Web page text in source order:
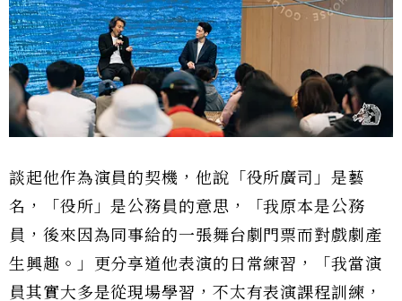
談起他作為演員的契機，他說「役所廣司」是藝
名，「役所」是公務員的意思，「我原本是公務
員，後來因為同事給的一張舞台劇門票而對戲劇產
生興趣。」更分享道他表演的日常練習，「我當演
員其實大多是從現場學習，不太有表演課程訓練，